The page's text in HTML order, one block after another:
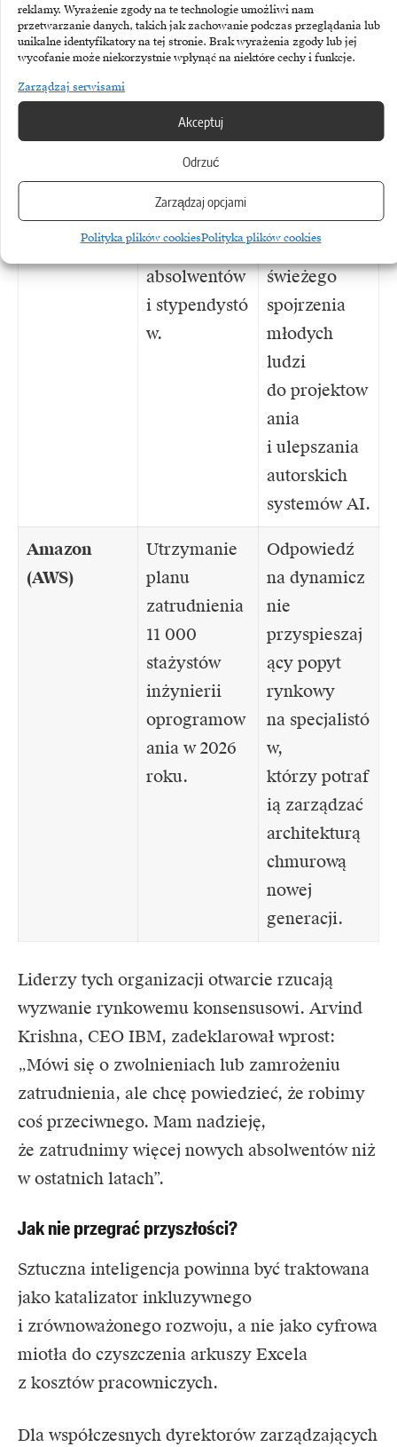
reklamy. Wyrażenie zgody na te technologie umożliwi nam
przetwarzanie danych, takich jak zachowanie podczas przeglądania lub
unikalne identyfikatory na tej stronie. Brak wyrażenia zgody lub jej
wycofanie może niekorzystnie wpłynąć na niektóre cechy i funkcje.
Zarządzaj serwisami
Akceptuj
Odrzuć
Zarządzaj opcjami
Polityka plików cookiesPolityka plików cookies
wartości,
zamiast
szukania
.
1000 świeżo
upieczonych
absolwentów
i stypendystó
w.
ie
unikalnego,
świeżego
spojrzenia
młodych
ludzi
do projektow
ania
i ulepszania
autorskich
systemów AI.
Amazon
(AWS)
Utrzymanie
planu
zatrudnienia
11 000
stażystów
inżynierii
oprogramow
ania w 2026
roku.
Odpowiedź
na dynamicz
nie
przyspieszaj
ący popyt
rynkowy
na specjalistó
w,
którzy potraf
ią zarządzać
architekturą
chmurową
nowej
generacji.
Liderzy tych organizacji otwarcie rzucają
wyzwanie rynkowemu konsensusowi. Arvind
Krishna, CEO IBM, zadeklarował wprost:
„Mówi się o zwolnieniach lub zamrożeniu
zatrudnienia, ale chcę powiedzieć, że robimy
coś przeciwnego. Mam nadzieję,
że zatrudnimy więcej nowych absolwentów niż
w ostatnich latach”.
Jak nie przegrać przyszłości?
Sztuczna inteligencja powinna być traktowana
jako katalizator inkluzywnego
i zrównoważonego rozwoju, a nie jako cyfrowa
miotła do czyszczenia arkuszy Excela
z kosztów pracowniczych.
Dla współczesnych dyrektorów zarządzających